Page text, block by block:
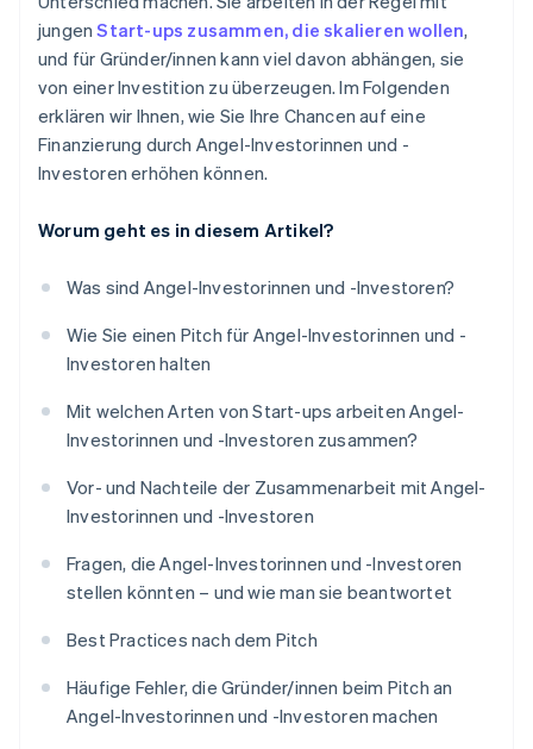
jungenStart-ups zusammen, die skalieren wollen,
und für Gründer/innen kann viel davon abhängen, sie
von einer Investition zu überzeugen. Im Folgenden
erklären wir Ihnen, wie Sie Ihre Chancen auf eine
Finanzierung durch Angel-Investorinnen und -
Investoren erhöhen können.
Worum geht es in diesem Artikel?
Was sind Angel-Investorinnen und -Investoren?
Wie Sie einen Pitch für Angel-Investorinnen und -
Investoren halten
Mit welchen Arten von Start-ups arbeiten Angel-
Investorinnen und -Investoren zusammen?
Vor- und Nachteile der Zusammenarbeit mit Angel-
Investorinnen und -Investoren
Fragen, die Angel-Investorinnen und -Investoren
stellen könnten – und wie man sie beantwortet
Best Practices nach dem Pitch
Häufige Fehler, die Gründer/innen beim Pitch an
Angel-Investorinnen und -Investoren machen